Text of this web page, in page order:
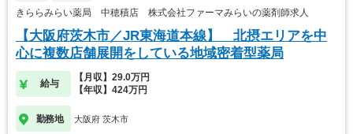
きららみらい薬局 中穂積店 株式会社ファーマみらいの薬剤師求人
【大阪府茨木市／JR東海道本線】 北摂エリアを中
心に複数店舗展開をしている地域密着型薬局
給与
【月収】29.0万円
【年収】424万円
勤務地 大阪府 茨木市